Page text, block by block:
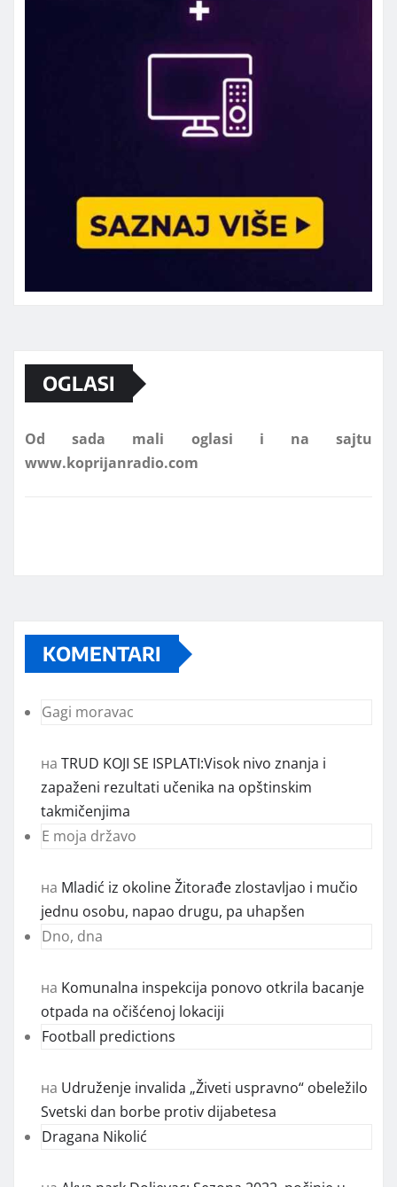
OGLASI
Od sada mali oglasi i na sajtu
KOMENTARI
Gagi moravac
на TRUD KOJI SE ISPLATI:Visok nivo znanja i
zapaženi rezultati učenika na opštinskim
takmičenjima
E moja državo
на Mladić iz okoline Žitorađe zlostavljao i mučio
jednu osobu, napao drugu, pa uhapšen
Dno, dna
на Komunalna inspekcija ponovo otkrila bacanje
otpada na očišćenoj lokaciji
Football predictions
на Udruženje invalida „Živeti uspravno“ obeležilo
Svetski dan borbe protiv dijabetesa
Dragana Nikolić